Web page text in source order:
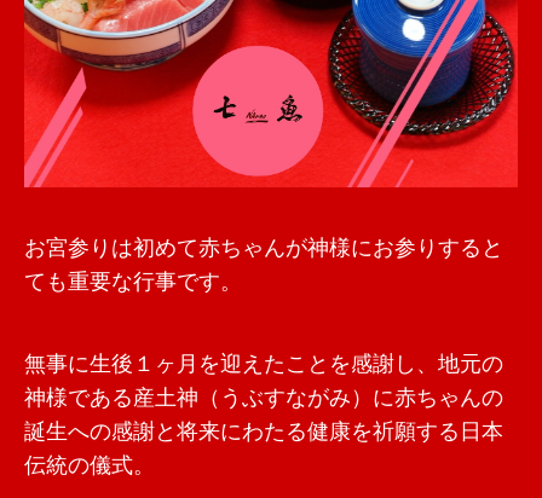
お宮参りは初めて赤ちゃんが神様にお参りすると
ても重要な行事です。
無事に生後１ヶ月を迎えたことを感謝し、地元の
神様である産土神（うぶすながみ）に赤ちゃんの
誕生への感謝と将来にわたる健康を祈願する日本
伝統の儀式。